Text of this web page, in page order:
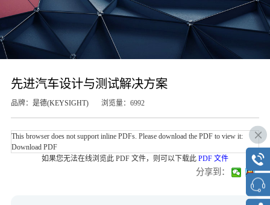
先进汽车设计与测试解决方案
品牌： 是德(KEYSIGHT) 浏览量：6992
This browser does not support inline PDFs. Please download the PDF to view it:
Download PDF
如果您无法在线浏览此 PDF 文件，则可以下载此 PDF 文件
分享到：